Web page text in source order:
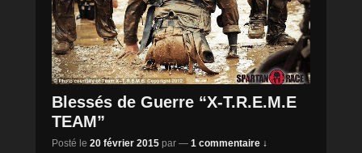
Blessés de Guerre “X-T.R.E.M.E
TEAM”
Posté le 20 février 2015 par — 1 commentaire ↓